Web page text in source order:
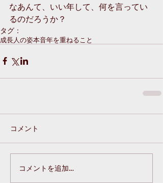
なあんて、いい年して、何を言ってい
るのだろうか？
タグ：
成長人の姿本音年を重ねること
コメント
コメントを追加…